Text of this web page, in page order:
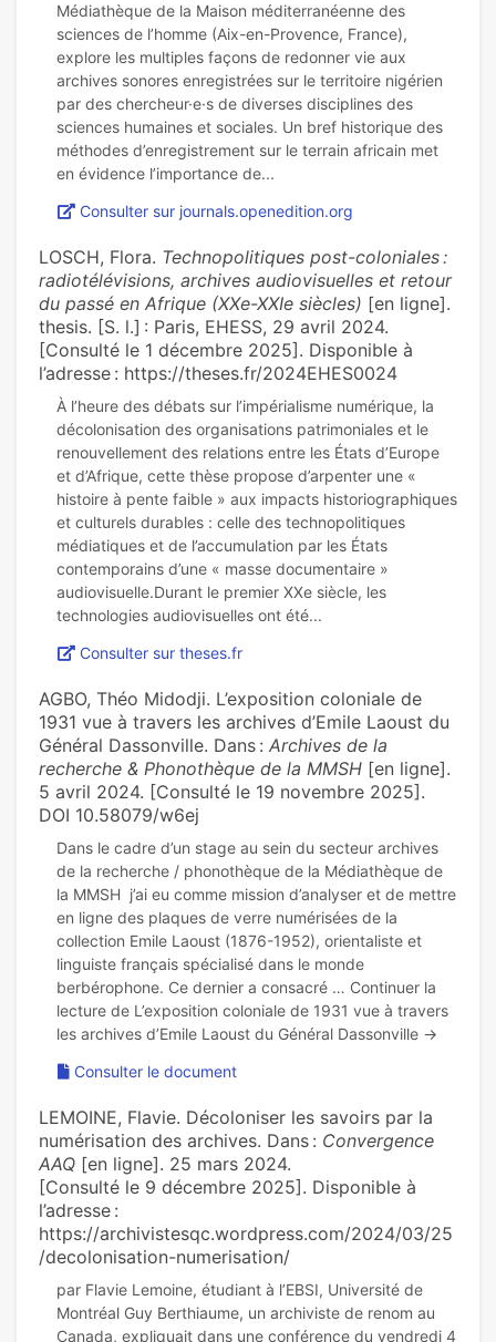
Médiathèque de la Maison méditerranéenne des
sciences de l’homme (Aix-en-Provence, France),
explore les multiples façons de redonner vie aux
archives sonores enregistrées sur le territoire nigérien
par des chercheur·e·s de diverses disciplines des
sciences humaines et sociales. Un bref historique des
méthodes d’enregistrement sur le terrain africain met
Consulter sur journals.openedition.org
LOSCH, Flora. Technopolitiques post-coloniales :
radiotélévisions, archives audiovisuelles et retour
du passé en Afrique (XXe-XXIe siècles) [en ligne].
thesis. [S. l.] : Paris, EHESS, 29 avril 2024.
[Consulté le 1 décembre 2025]. Disponible à
l’adresse : https://theses.fr/2024EHES0024
À l’heure des débats sur l’impérialisme numérique, la
décolonisation des organisations patrimoniales et le
renouvellement des relations entre les États d’Europe
et d’Afrique, cette thèse propose d’arpenter une «
histoire à pente faible » aux impacts historiographiques
et culturels durables : celle des technopolitiques
médiatiques et de l’accumulation par les États
contemporains d’une « masse documentaire »
audiovisuelle.Durant le premier XXe siècle, les
Consulter sur theses.fr
AGBO, Théo Midodji. L’exposition coloniale de
1931 vue à travers les archives d’Emile Laoust du
Général Dassonville. Dans : Archives de la
recherche & Phonothèque de la MMSH [en ligne].
5 avril 2024. [Consulté le 19 novembre 2025].
DOI 10.58079/w6ej
Dans le cadre d’un stage au sein du secteur archives
de la recherche / phonothèque de la Médiathèque de
la MMSH j’ai eu comme mission d’analyser et de mettre
en ligne des plaques de verre numérisées de la
collection Emile Laoust (1876-1952), orientaliste et
linguiste français spécialisé dans le monde
berbérophone. Ce dernier a consacré … Continuer la
lecture de L’exposition coloniale de 1931 vue à travers
Consulter le document
LEMOINE, Flavie. Décoloniser les savoirs par la
numérisation des archives. Dans : Convergence
AAQ [en ligne]. 25 mars 2024.
[Consulté le 9 décembre 2025]. Disponible à
l’adresse :
https://archivistesqc.wordpress.com/2024/03/25
/decolonisation-numerisation/
par Flavie Lemoine, étudiant à l’EBSI, Université de
Montréal Guy Berthiaume, un archiviste de renom au
Canada, expliquait dans une conférence du vendredi 4